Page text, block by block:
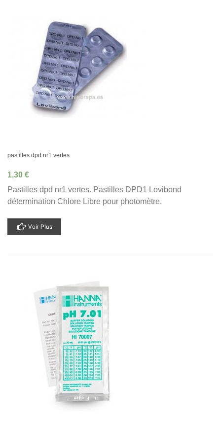
pastilles dpd nr1 vertes
1,30 €
Pastilles dpd nr1 vertes. Pastilles DPD1 Lovibond
détermination Chlore Libre pour photomètre.
Voir Plus